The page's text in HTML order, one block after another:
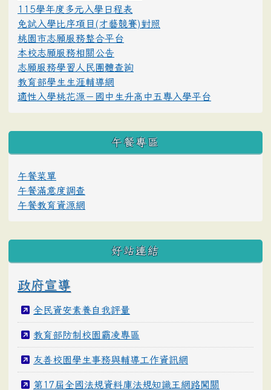
115學年度多元入學日程表
免試入學比序項目(才藝競賽)對照
桃園市志願服務整合平台
本校志願服務相關公告
志願服務學習人民團體查詢
教育部學生生涯輔導網
適性入學桃花源－國中生升高中五專入學平台
午餐專區
午餐菜單
午餐滿意度調查
午餐教育資源網
好站連結
政府宣導
全民資安素養自我評量
教育部防制校園霸凌專區
友善校園學生事務與輔導工作資訊網
第17屆全國法規資料庫法規知識王網路闖關